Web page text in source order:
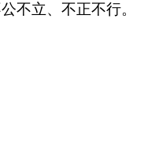
不立、不正不行。